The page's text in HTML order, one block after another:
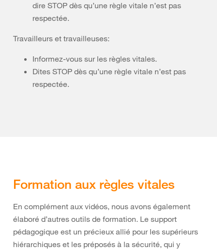
dire STOP dès qu’une règle vitale n’est pas
respectée.
Travailleurs et travailleuses:
Informez-vous sur les règles vitales.
Dites STOP dès qu’une règle vitale n’est pas
respectée.
Formation aux règles vitales
En complément aux vidéos, nous avons également
élaboré d’autres outils de formation. Le support
pédagogique est un précieux allié pour les supérieurs
hiérarchiques et les préposés à la sécurité, qui y